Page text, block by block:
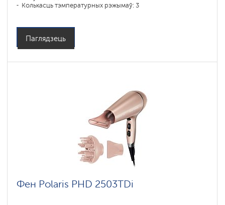
Колькасць тэмпературных рэжымаў: 3
Паглядзець
Фен Polaris PHD 2503TDi